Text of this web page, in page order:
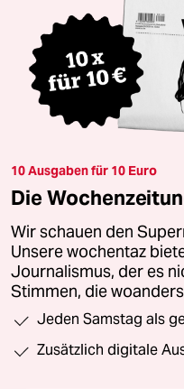
10 Ausgaben für 10 Euro
Die
Wir schauen den
Unsere wochentaz
Journalismus, der es
Stimmen, die
Jeden Samstag als
Zusätzlich digitale